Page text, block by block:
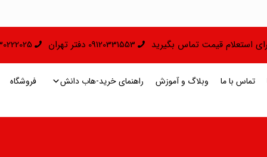
استعلام قیمت تماس بگیرید 09120331553 دفتر تهران 09130222025
تماس با ما وبلاگ و آموزش راهنمای خرید-هاب دانش فروشگاه